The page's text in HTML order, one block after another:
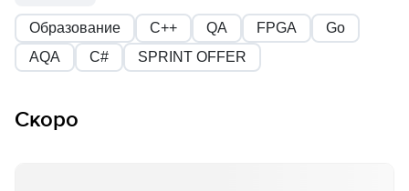
Образование C++ QA FPGA
Go
AQA
С# SPRINT OFFER
Скоро